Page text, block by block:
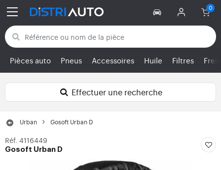
Retour aux catégories
Pièces auto Pneus Accessoires Huile Filtres
Effectuer une recherche
Urban Gosoft Urban D
Réf. 4116449
Gosoft Urban D